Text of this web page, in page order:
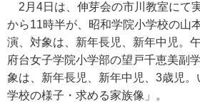
2月4日は、伸芽会の市川教室にて
から11時半が、昭和学院小学校の山
演、対象は、新年長児、新年中児。
府台女子学院小学部の望戸千恵美副
象は、新年長児、新年中児、3歳児
学校の様子・求める家族像」。